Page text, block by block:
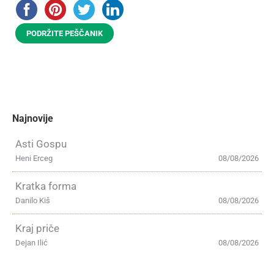
PODRŽITE PEŠČANIK
Najnovije
Asti Gospu
08/08/2026
Heni Erceg
Kratka forma
08/08/2026
Danilo Kiš
Kraj priče
08/08/2026
Dejan Ilić